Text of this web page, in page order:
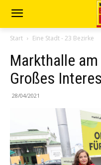
Start Eine Stadt - 23 Bezirke
Markthalle
Großes
28/04/2021